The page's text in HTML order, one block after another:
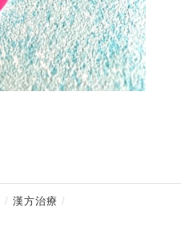
漢方治療